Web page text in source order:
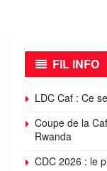
FIL INFO
LDC Caf : Ce
Coupe de la
Rwanda
CDC 2026 : le